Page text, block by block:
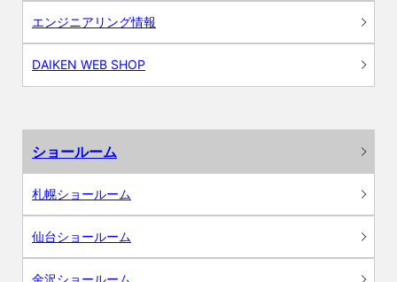
エンジニアリング情報
DAIKEN WEB SHOP
ショールーム
札幌ショールーム
仙台ショールーム